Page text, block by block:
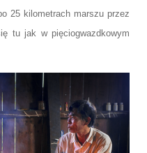
25 kilometrach marszu przez
tu jak w pięciogwazdkowym